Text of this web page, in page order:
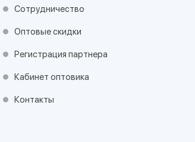
Сотрудничество
Оптовые скидки
Регистрация партнера
Кабинет оптовика
Контакты